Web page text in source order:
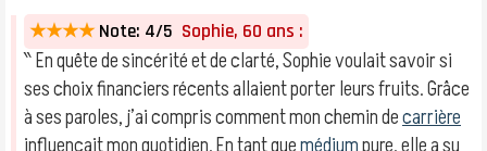
★★★★ Note: 4/5 Sophie, 60 ans :
‶ En quête de sincérité et de clarté, Sophie voulait savoir si
ses choix financiers récents allaient porter leurs fruits. Grâce
à ses paroles, j’ai compris comment mon chemin decarrière